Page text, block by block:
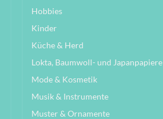
Hobbies
Kinder
Küche & Herd
Lokta, Baumwoll- und Japanpapiere
Mode & Kosmetik
Musik & Instrumente
Muster & Ornamente